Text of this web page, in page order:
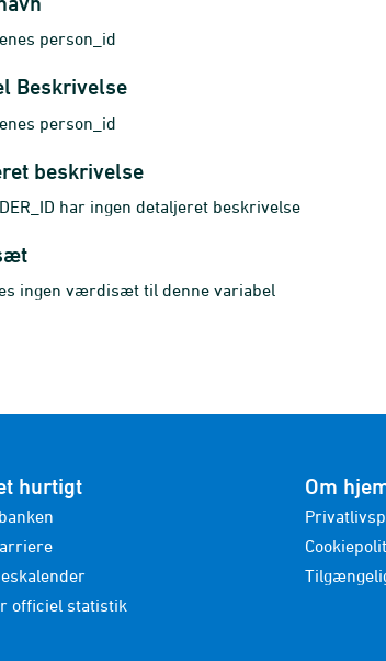
person_id
Beskrivelse
person_id
beskrivelse
har ingen detaljeret beskrivelse
ingen værdisæt til denne variabel
hurtigt
officiel statistik
Om